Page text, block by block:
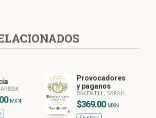
MXN
Provocadores
y paganos
BAKEWELL, SARAH
$369.00 MXN